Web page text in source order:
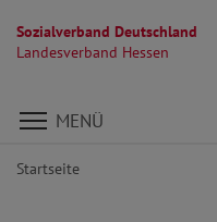
Sozialverband Deutschland
Landesverband Hessen
Direkt zu den Inhalten
MENÜ
Startseite